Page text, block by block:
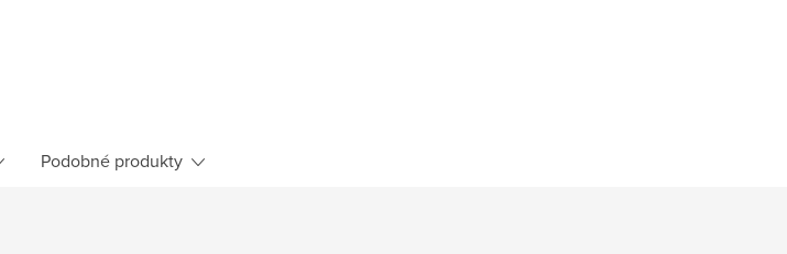
Podobné produkty